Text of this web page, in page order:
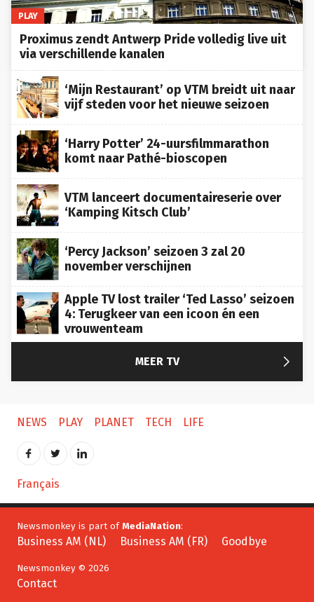
PLAY
Proximus zendt Antwerp Pride volledig live uit
via verschillende kanalen
‘Mijn Restaurant’ op VTM breidt uit naar
vijf steden voor het nieuwe seizoen
‘Harry Potter’ 24-uursfilmmarathon
komt naar Pathé-bioscopen
VTM lanceert documentaireserie over
‘Kamping Kitsch Club’
‘Percy Jackson’ seizoen 3 zal 20
november verschijnen
Apple TV lost trailer ‘Ted Lasso’ seizoen
4: Terugkeer van een icoon én een
vrouwenteam
MEER TV 
NEWS PLAY PLANET TECH LIFE
Français
Newsmonkey is part of MediaNation
Business AM (NL) Business AM (FR) Goodbye
Newsmonkey © 2026
Contact